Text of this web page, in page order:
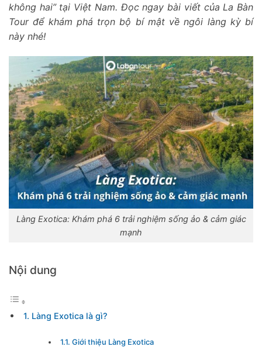
không hai” tại Việt Nam. Đọc ngay bài viết của La Bàn
Tour để khám phá trọn bộ bí mật về ngôi làng kỳ bí
này nhé!
Làng Exotica: Khám phá 6 trải nghiệm sống ảo & cảm giác
mạnh
Nội dung
1. Làng Exotica là gì?
1.1. Giới thiệu Làng Exotica